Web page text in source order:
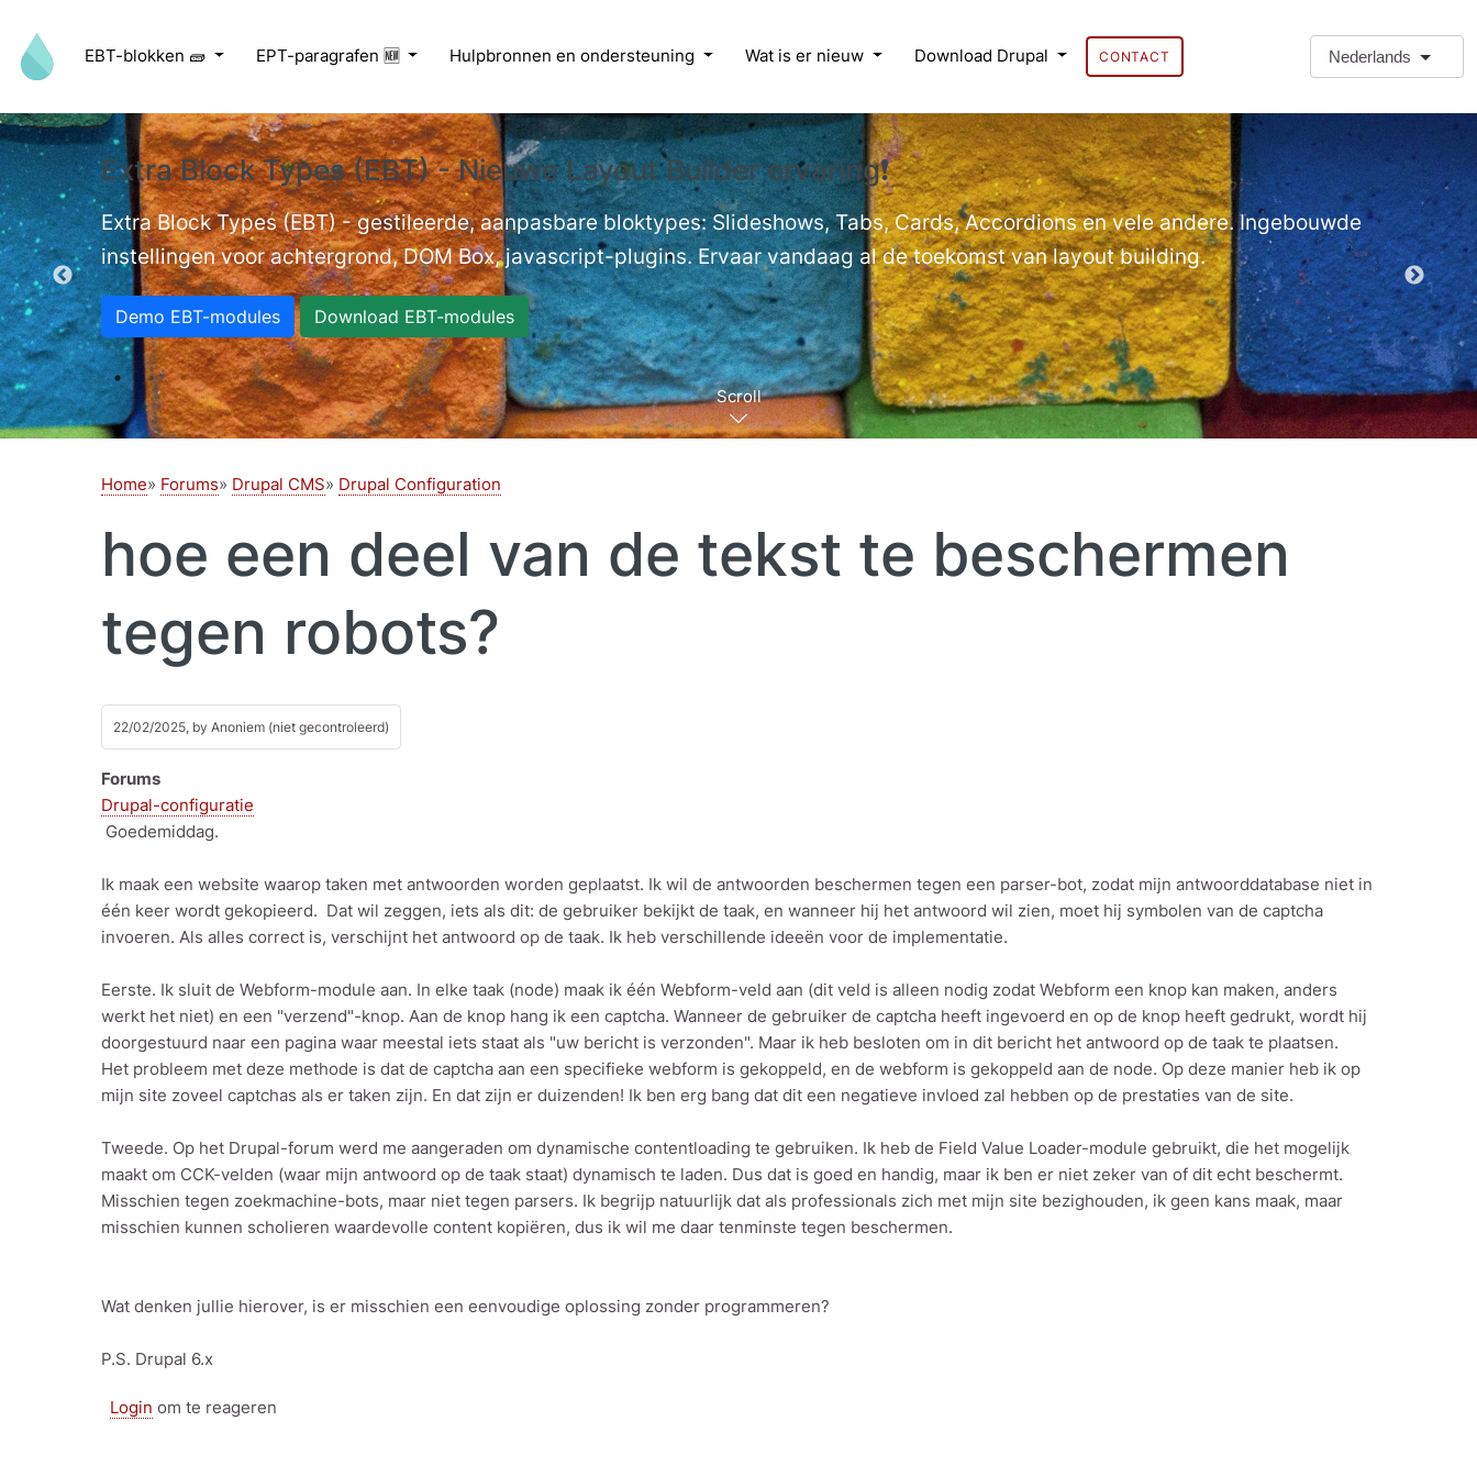
EBT-blokken 🧱 EPT-paragrafen 🆕 Hulpbronnen en ondersteuning Wat is er nieuw Download Drupal CONTACT Nederlands
videos.
Extra Block Types (EBT) - Nieuwe Layout Builder ervaring❗
Extra Block Types (EBT) - gestileerde, aanpasbare bloktypes: Slideshows, Tabs, Cards, Accordions en vele andere. Ingebouwde
instellingen voor achtergrond, DOM Box, javascript-plugins. Ervaar vandaag al de toekomst van layout building.
Demo EBT-modules Download EBT-modules
Extra
Demo
Scroll
Home Forums Drupal CMS Drupal Configuration
hoe een deel van de tekst te beschermen
tegen robots?
22/02/2025, by Anoniem (niet gecontroleerd)
Forums
Drupal-configuratie
Goedemiddag.
Ik maak een website waarop taken met antwoorden worden geplaatst. Ik wil de antwoorden beschermen tegen een parser-bot, zodat mijn antwoorddatabase niet in
één keer wordt gekopieerd. Dat wil zeggen, iets als dit: de gebruiker bekijkt de taak, en wanneer hij het antwoord wil zien, moet hij symbolen van de captcha
invoeren. Als alles correct is, verschijnt het antwoord op de taak. Ik heb verschillende ideeën voor de implementatie.
Eerste. Ik sluit de Webform-module aan. In elke taak (node) maak ik één Webform-veld aan (dit veld is alleen nodig zodat Webform een knop kan maken, anders
werkt het niet) en een "verzend"-knop. Aan de knop hang ik een captcha. Wanneer de gebruiker de captcha heeft ingevoerd en op de knop heeft gedrukt, wordt hij
doorgestuurd naar een pagina waar meestal iets staat als "uw bericht is verzonden". Maar ik heb besloten om in dit bericht het antwoord op de taak te plaatsen.
Het probleem met deze methode is dat de captcha aan een specifieke webform is gekoppeld, en de webform is gekoppeld aan de node. Op deze manier heb ik op
mijn site zoveel captchas als er taken zijn. En dat zijn er duizenden! Ik ben erg bang dat dit een negatieve invloed zal hebben op de prestaties van de site.
Tweede. Op het Drupal-forum werd me aangeraden om dynamische contentloading te gebruiken. Ik heb de Field Value Loader-module gebruikt, die het mogelijk
maakt om CCK-velden (waar mijn antwoord op de taak staat) dynamisch te laden. Dus dat is goed en handig, maar ik ben er niet zeker van of dit echt beschermt.
Misschien tegen zoekmachine-bots, maar niet tegen parsers. Ik begrijp natuurlijk dat als professionals zich met mijn site bezighouden, ik geen kans maak, maar
misschien kunnen scholieren waardevolle content kopiëren, dus ik wil me daar tenminste tegen beschermen.
Wat denken jullie hierover, is er misschien een eenvoudige oplossing zonder programmeren?
P.S. Drupal 6.x
Login om te reageren